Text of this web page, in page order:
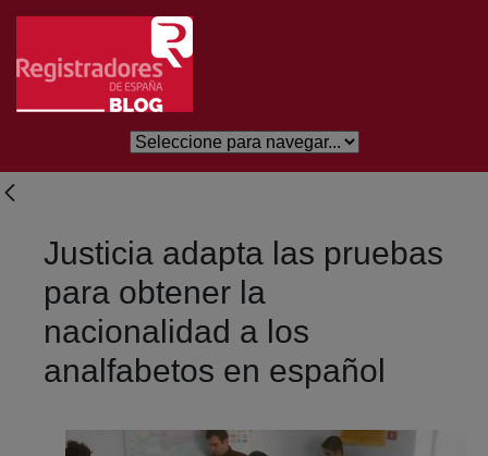
Salta al contingut principal
Justicia adapta las pruebas
para obtener la
nacionalidad a los
analfabetos en español